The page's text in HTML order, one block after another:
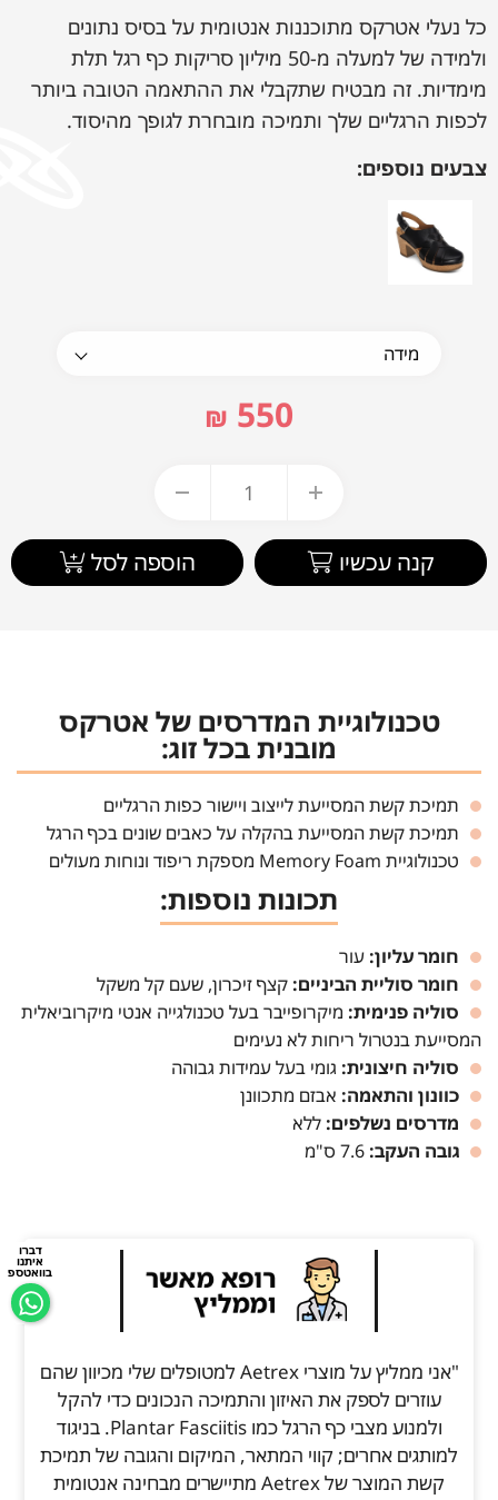
דברו
איתנו
בוואטספ
כל נעלי אטרקס מתוכננות אנטומית על בסיס נתונים
ולמידה של למעלה מ-50 מיליון סריקות כף רגל תלת
מימדיות. זה מבטיח שתקבלי את ההתאמה הטובה ביותר
לכפות הרגליים שלך ותמיכה מובחרת לגופך מהיסוד.
צבעים נוספים:
550
₪
קנה עכשיו הוספה לסל
טכנולוגיית המדרסים של אטרקס
מובנית בכל זוג:
תמיכת קשת המסייעת לייצוב ויישור כפות הרגליים
תמיכת קשת המסייעת בהקלה על כאבים שונים בכף הרגל
טכנולוגיית Memory Foam מספקת ריפוד ונוחות מעולים
תכונות נוספות:
חומר עליון: עור
חומר סוליית הביניים: קצף זיכרון, שעם קל משקל
סוליה פנימית: מיקרופייבר בעל טכנולגייה אנטי מיקרוביאלית
המסייעת בנטרול ריחות לא נעימים
סוליה חיצונית: גומי בעל עמידות גבוהה
כוונון והתאמה: אבזם מתכוונן
מדרסים נשלפים: ללא
גובה העקב:
"אני ממליץ על מוצרי Aetrex למטופלים שלי מכיוון שהם
עוזרים לספק את האיזון והתמיכה הנכונים כדי להקל
ולמנוע מצבי כף הרגל כמו Plantar Fasciitis. בניגוד
למותגים אחרים; קווי המתאר, המיקום והגובה של תמיכת
קשת המוצר של Aetrex מתיישרים מבחינה אנטומית